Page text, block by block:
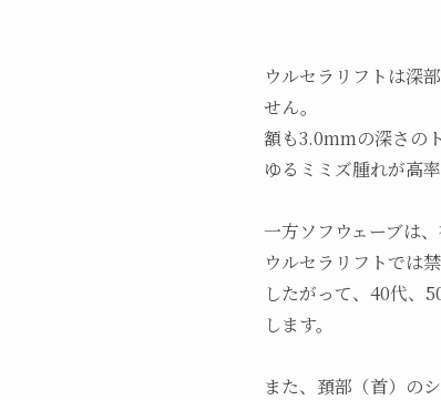
ウルセラリフトは深
せん。
額も3.0mmの深さの
ゆるミミズ腫れが高
一方ソフウェーブは
ウルセラリフトでは
したがって、40代、
します。
また、頚部（首）の